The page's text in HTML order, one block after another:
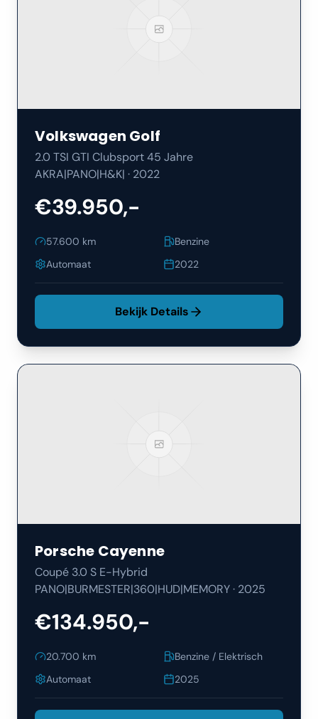
Volkswagen Golf
2.0 TSI GTI Clubsport 45 Jahre
AKRA|PANO|H&K| · 2022
€39.950,-
57.600 km
Benzine
Automaat
2022
Bekijk Details
Porsche Cayenne
Coupé 3.0 S E-Hybrid
PANO|BURMESTER|360|HUD|MEMORY· 2025
€134.950,-
20.700 km
Benzine / Elektrisch
Automaat
2025